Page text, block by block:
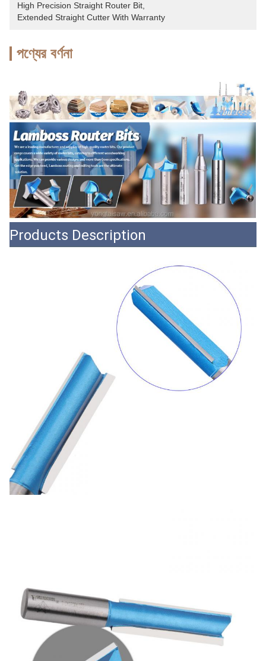
High Precision Straight Router Bit
Extended Straight Cutter With Warranty
পণ্যের বর্ণনা
Products Description